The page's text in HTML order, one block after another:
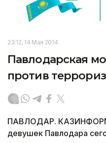
23:12, 14 Мая 2014
Павлодарская
против
ПАВЛОДАР.
девушек Павлодара